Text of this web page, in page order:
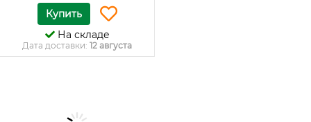
Купить
На складе
Дата доставки: 12 августа